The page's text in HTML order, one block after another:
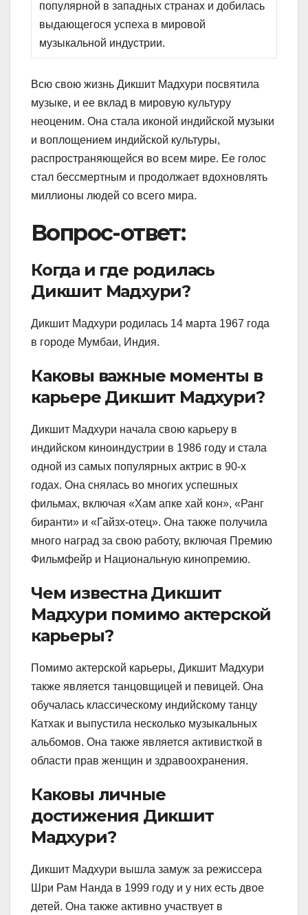
популярной в западных странах и добилась
выдающегося успеха в мировой
музыкальной индустрии.
Всю свою жизнь Дикшит Мадхури посвятила
музыке, и ее вклад в мировую культуру
неоценим. Она стала иконой индийской музыки
и воплощением индийской культуры,
распространяющейся во всем мире. Ее голос
стал бессмертным и продолжает вдохновлять
миллионы людей со всего мира.
Вопрос-ответ:
Когда и где родилась
Дикшит Мадхури?
Дикшит Мадхури родилась 14 марта 1967 года
в городе Мумбаи, Индия.
Каковы важные моменты в
карьере Дикшит Мадхури?
Дикшит Мадхури начала свою карьеру в
индийском киноиндустрии в 1986 году и стала
одной из самых популярных актрис в 90-х
годах. Она снялась во многих успешных
фильмах, включая «Хам апке хай кон», «Ранг
биранти» и «Гайзх-отец». Она также получила
много наград за свою работу, включая Премию
Фильмфейр и Национальную кинопремию.
Чем известна Дикшит
Мадхури помимо актерской
карьеры?
Помимо актерской карьеры, Дикшит Мадхури
также является танцовщицей и певицей. Она
обучалась классическому индийскому танцу
Катхак и выпустила несколько музыкальных
альбомов. Она также является активисткой в
области прав женщин и здравоохранения.
Каковы личные
достижения Дикшит
Мадхури?
Дикшит Мадхури вышла замуж за режиссера
Шри Рам Нанда в 1999 году и у них есть двое
детей. Она также активно участвует в